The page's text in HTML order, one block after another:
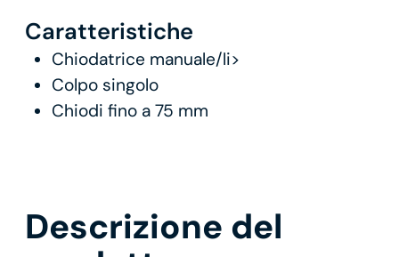
Caratteristiche
Chiodatrice manuale/li>
Colpo singolo
Chiodi fino a 75 mm
Descrizione del